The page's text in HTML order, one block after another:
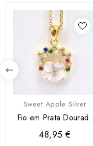
Sweet Apple Silver
Fio em Prata Dourada
925 com Zircónias...
48,95 €